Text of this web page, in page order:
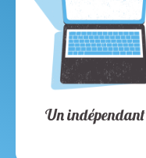
Un indépendant